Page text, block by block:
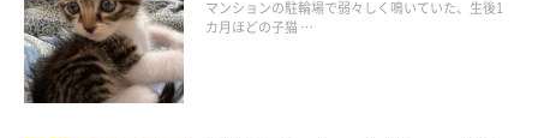
マンションの駐輪場で弱々しく鳴いていた、生後1
カ月ほどの子猫 …